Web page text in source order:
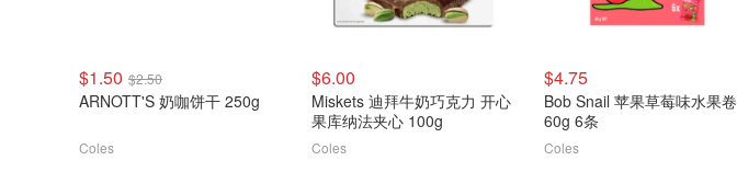
$1.50 $2.50
ARNOTT'S 奶咖饼干 250g
Coles
$6.00
Miskets 迪拜牛奶巧克力 开心
果库纳法夹心 100g
Coles
$4.75
Bob Snail 苹果草莓味水果卷
60g 6条
Coles